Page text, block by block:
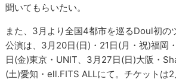
聞いてもらいたい。
また、3月より全国4都市を巡るDoul初の
公演は、3月20日(日)・21日(月・祝)福岡
日(金)東京・UNIT、3月27日(日)大阪・
(土)愛知・ell.FITS ALLにて。チケットは